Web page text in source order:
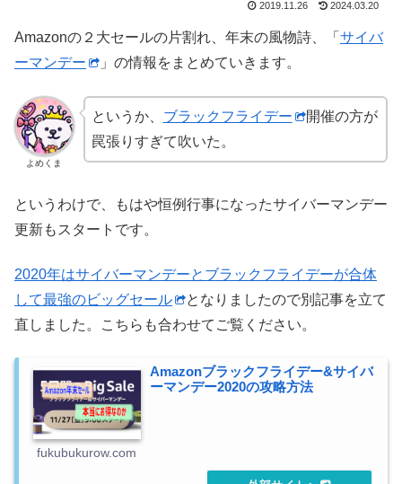
2019.11.26 2024.03.20
Amazonの２大セールの片割れ、年末の風物詩、「 サイバ
ーマンデー
」の情報をまとめていきます。
よめくま
というか、 ブラックフライデー
開催の方が
罠張りすぎて吹いた。
というわけで、もはや恒例行事になったサイバーマンデー
更新もスタートです。
2020年はサイバーマンデーとブラックフライデーが合体
して最強のビッグセール
となりましたので別記事を立て
直しました。こちらも合わせてご覧ください。
Amazonブラックフライデー&サイバ
ーマンデー2020の攻略方法
fukubukurow.com